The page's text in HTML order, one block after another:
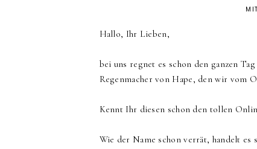
Hallo, Ihr Lieben,
bei uns regnet es schon den ganzen
Regenmacher von Hape, den wir vom
Kennt Ihr diesen schon den tollen
Wie der Name schon verrät, handelt